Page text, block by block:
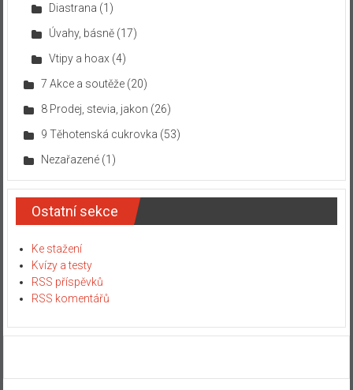
Diastrana (1)
Úvahy, básně(17)
Vtipy a hoax (4)
7 Akce a soutěže(20)
8 Prodej, stevia, jakon (26)
9 Těhotenská cukrovka (53)
Nezařazené(1)
Ostatní sekce
Ke stažení
Kvízy a testy
RSS příspěvků
RSS komentářů